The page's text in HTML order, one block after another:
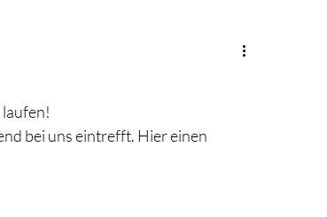
laufen!
bei uns eintrefft. Hier einen